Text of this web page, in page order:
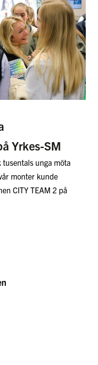
Yrkes-SM
unga möta
monter kunde
CITY TEAM 2 på